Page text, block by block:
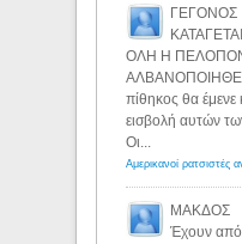
ΓΕΓΟΝΟΣ
ΟΛΗ Η
πίθηκος θα
εισβολή αυτών
Οι...
ΜΑΚΔΟΣ
Έχουν